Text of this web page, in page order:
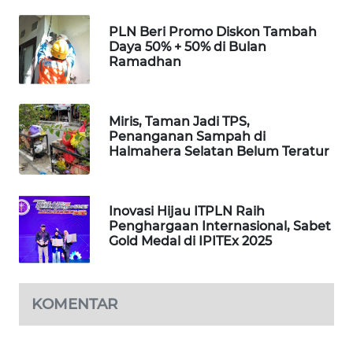
PLN Beri Promo Diskon Tambah
Daya 50% + 50% di Bulan
Ramadhan
Miris, Taman Jadi TPS,
Penanganan Sampah di
Halmahera Selatan Belum Teratur
Inovasi Hijau ITPLN Raih
Penghargaan Internasional, Sabet
Gold Medal di IPITEx 2025
KOMENTAR
KONSUMEN
LISTRIK
KELISTRIKAN
WALINKI
ID
MAWAKA
ID
MARTABAT
NET
PLN